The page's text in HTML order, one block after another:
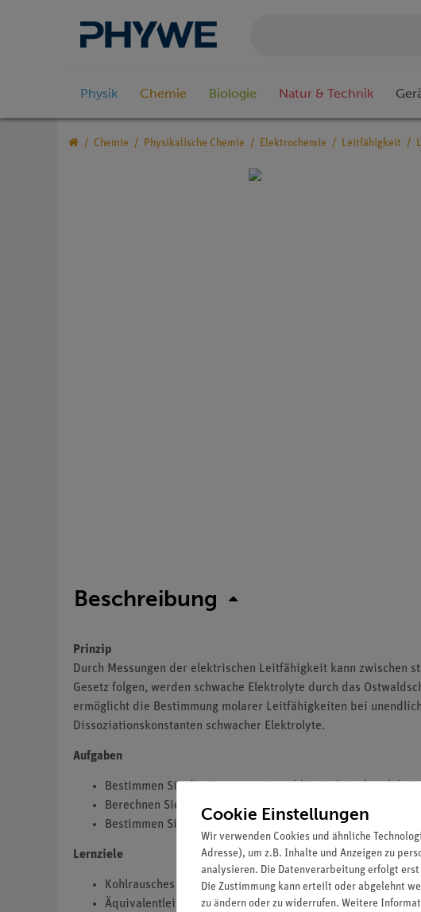
Physik Chemie Biologie Natur & Technik
Chemie Physikalische Chemie Elektrochemie Leitfähigkeit
Beschreibung
Prinzip
Durch Messungen der elektrischen Leitfähigkeit kann zwischen
Gesetz folgen, werden schwache Elektrolyte durch das
ermöglicht die Bestimmung molarer Leitfähigkeiten bei
Dissoziationskonstanten schwacher Elektrolyte.
Aufgaben
Bestimmen Sie die Konzentrationsabhängigkeit der
Berechnen Sie die molare Leitfähigkeit aus den
Bestimmen Sie die Dissoziationskonstante der Essigsäure.
Lernziele
Kohlrausches Gesetz
Äquivalentleitfähigkeit
Cookie Einstellungen
Wir verwenden Cookies und ähnliche
Adresse), um z.B. Inhalte und Anzeigen zu
analysieren. Die Datenverarbeitung erfolgt
Die Zustimmung kann erteilt oder abgelehnt
zu ändern oder zu widerrufen. Weitere